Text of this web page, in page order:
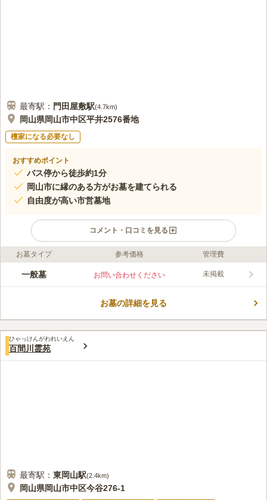
最寄駅： 門田屋敷駅(4.7km)
岡山県岡山市中区平井2576番地
檀家になる必要なし
おすすめポイント
バス停から徒歩約1分
岡山市に縁のある方がお墓を建てられる
自由度が高い市営墓地
コメント・口コミを見る
ライフドット編集部のコメント
旭川が近くを流れている、宗教不問の市営墓地です。 周囲には
お参りをしてからドライブを楽しむこともできます。 休憩所や
口コミ評価
この霊園はまだ誰からも評価されていません。
お墓タイプ 参考価格 管理費
一般墓 お問い合わせください 未掲載
お墓の詳細を見る
ひゃっけんがわれいえん
百間川霊苑
最寄駅： 東岡山駅(2.4km)
岡山県岡山市中区今谷276-1